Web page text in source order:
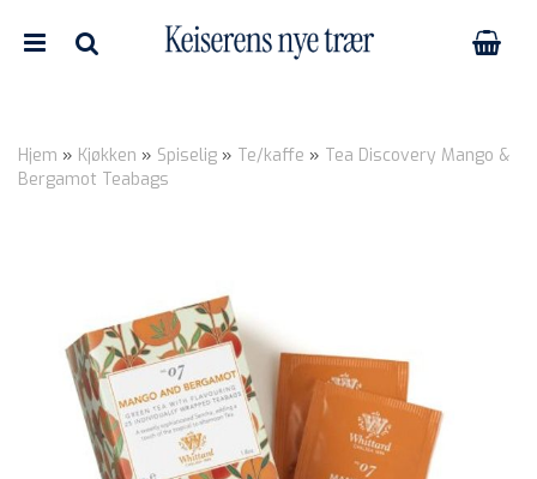
Hjem » Kjøkken » Spiselig » Te/kaffe » Tea Discovery Mango &
Bergamot Teabags